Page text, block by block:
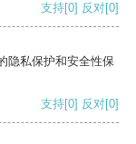
支持[0] 反对[0]
隐私保护和安全性保
支持[0] 反对[0]